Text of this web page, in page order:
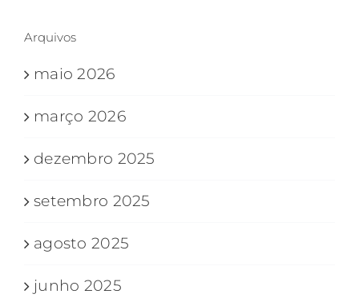
Arquivos
maio 2026
março 2026
dezembro 2025
setembro 2025
agosto 2025
junho 2025